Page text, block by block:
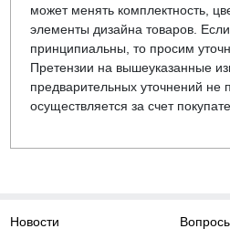
может менять комплектность,
элементы дизайна товаров.
принципиальны, то просим
Претензии на вышеуказанные
предварительных уточнений не
осуществляется за счет
Новости